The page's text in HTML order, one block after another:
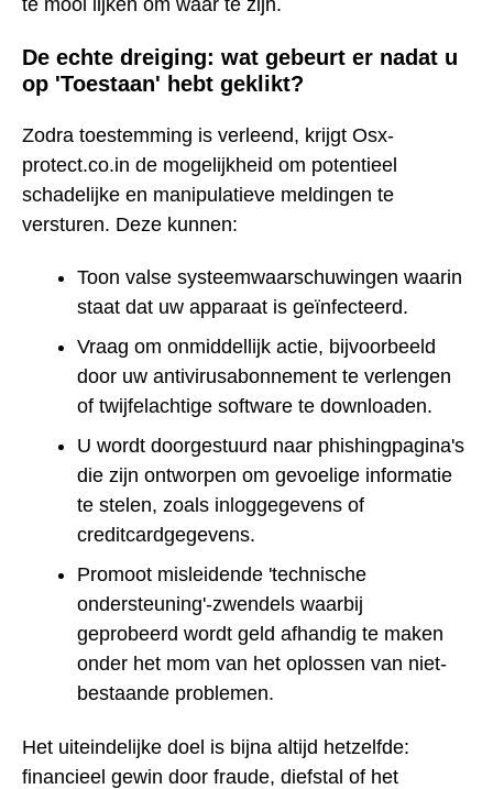
te mooi lijken om waar te zijn.
De echte dreiging: wat gebeurt er nadat u
op 'Toestaan' hebt geklikt?
Zodra toestemming is verleend, krijgt Osx-
protect.co.in de mogelijkheid om potentieel
schadelijke en manipulatieve meldingen te
versturen. Deze kunnen:
Toon valse systeemwaarschuwingen waarin
staat dat uw apparaat is geïnfecteerd.
Vraag om onmiddellijk actie, bijvoorbeeld
door uw antivirusabonnement te verlengen
of twijfelachtige software te downloaden.
U wordt doorgestuurd naar phishingpagina's
die zijn ontworpen om gevoelige informatie
te stelen, zoals inloggegevens of
creditcardgegevens.
Promoot misleidende 'technische
ondersteuning'-zwendels waarbij
geprobeerd wordt geld afhandig te maken
onder het mom van het oplossen van niet-
bestaande problemen.
Het uiteindelijke doel is bijna altijd hetzelfde:
financieel gewin door fraude, diefstal of het